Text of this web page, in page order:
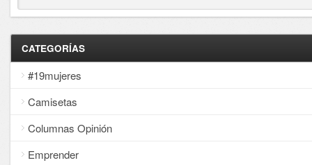
CATEGORÍAS
#19mujeres
Camisetas
Columnas Opinión
Emprender